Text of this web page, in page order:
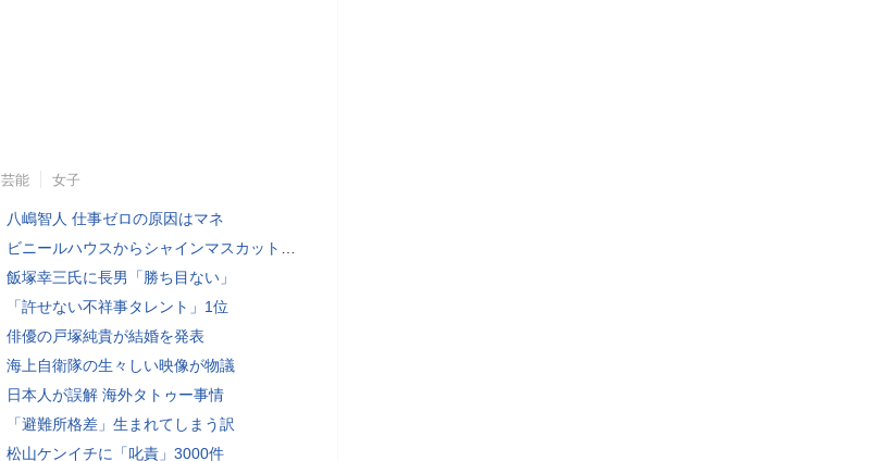
芸能 女子
八嶋智人 仕事ゼロの原因はマネ
ビニールハウスからシャインマスカット約200房を盗んだ疑い ネットで販売か 無職の男（42）逮捕 岡山県警
飯塚幸三氏に長男「勝ち目ない」
「許せない不祥事タレント」1位
俳優の戸塚純貴が結婚を発表
海上自衛隊の生々しい映像が物議
日本人が誤解 海外タトゥー事情
「避難所格差」生まれてしまう訳
松山ケンイチに「叱責」3000件